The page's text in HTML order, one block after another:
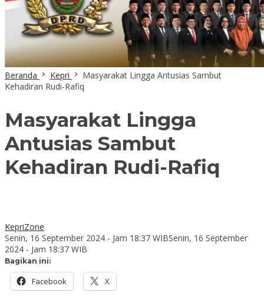
Beranda Kepri
Masyarakat Lingga Antusias Sambut
Kehadiran Rudi-Rafiq
Masyarakat Lingga
Antusias Sambut
Kehadiran Rudi-Rafiq
KepriZone
Senin, 16 September 2024 - Jam 18:37 WIBSenin, 16 September
2024 - Jam 18:37 WIB
Bagikan ini:
Facebook X